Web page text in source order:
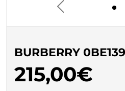
BURBERRY
215,00€